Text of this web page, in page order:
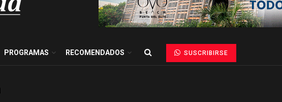
PROGRAMAS RECOMENDADOS SUSCRIBIRSE